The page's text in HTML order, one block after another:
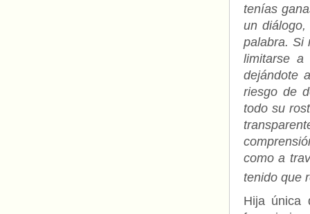
tenías
un
palabra. Si
limitarse a
dejándote
riesgo de
todo su
como a
tenido que
Hija única